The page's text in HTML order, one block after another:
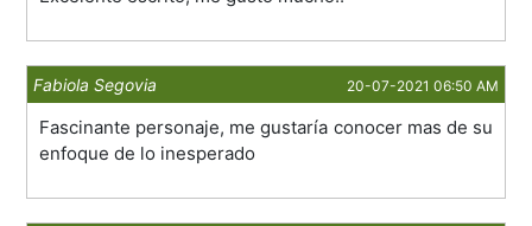
Fabiola Segovia 20-07-2021 06:50 AM
Fascinante personaje, me gustaría conocer mas de su
enfoque de lo inesperado